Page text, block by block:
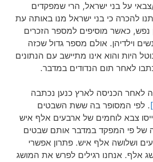
על בני ישראל, הרי שמפקדים
להכרה כי בני ישראל מנו באותה עת
נפש, כאשר מוסיפים למספר הזכרים
וילדיהן. אולם מספר גדול שכזה
היות והוא אינו מתיישב עם הנתונים
לאחר תום הנדודים במדבר.
הכניסה לארץ כנען נכתבה
. לפי המסופר בה ששת השבטים
צבא לוחמים של ארבעים אלף איש
של פי המפקד במדבר אותם שבטים
ושלושה אלף איש. פתרון אפשרי
אלף. אנחנו רגילים לפרש את המושג